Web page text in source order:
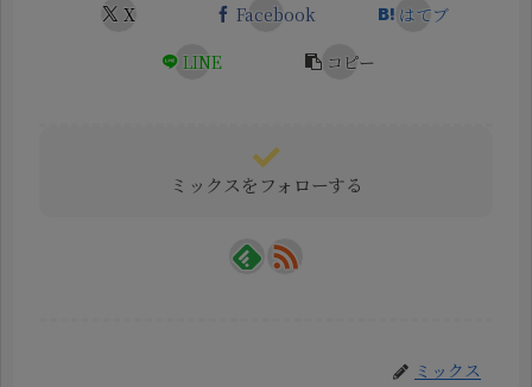
X Facebook
はてブ
LINE
コピー
ミックスをフォローする
ミックス